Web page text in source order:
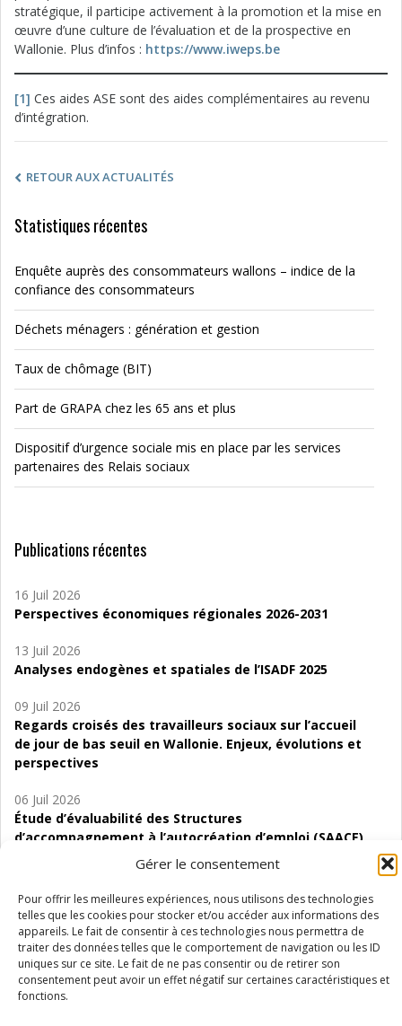
Gérer le consentement
Pour offrir les meilleures expériences, nous utilisons des technologies
telles que les cookies pour stocker et/ou accéder aux informations des
appareils. Le fait de consentir à ces technologies nous permettra de
traiter des données telles que le comportement de navigation ou les ID
uniques sur ce site. Le fait de ne pas consentir ou de retirer son
consentement peut avoir un effet négatif sur certaines caractéristiques et
fonctions.
stratégique, il participe activement à la promotion et la mise en
œuvre d’une culture de l’évaluation et de la prospective en
Wallonie. Plus d’infos : https://www.iweps.be
[1] Ces aides ASE sont des aides complémentaires au revenu
d’intégration.
RETOUR AUX ACTUALITÉS
Statistiques récentes
Enquête auprès des consommateurs wallons – indice de la
confiance des consommateurs
Déchets ménagers : génération et gestion
Taux de chômage (BIT)
Part de GRAPA chez les 65 ans et plus
Dispositif d’urgence sociale mis en place par les services
partenaires des Relais sociaux
Publications récentes
16 Juil 2026
Perspectives économiques régionales 2026-2031
13 Juil 2026
Analyses endogènes et spatiales de l’ISADF 2025
09 Juil 2026
Regards croisés des travailleurs sociaux sur l’accueil
de jour de bas seuil en Wallonie. Enjeux, évolutions et
perspectives
06 Juil 2026
Étude d’évaluabilité des Structures
d’accompagnement à l’autocréation d’emploi (SAACE)
Pénurie du personnel infirmier :quels indicateurs
d’offre de soins pour comprendre la situation en
Wallonie ?